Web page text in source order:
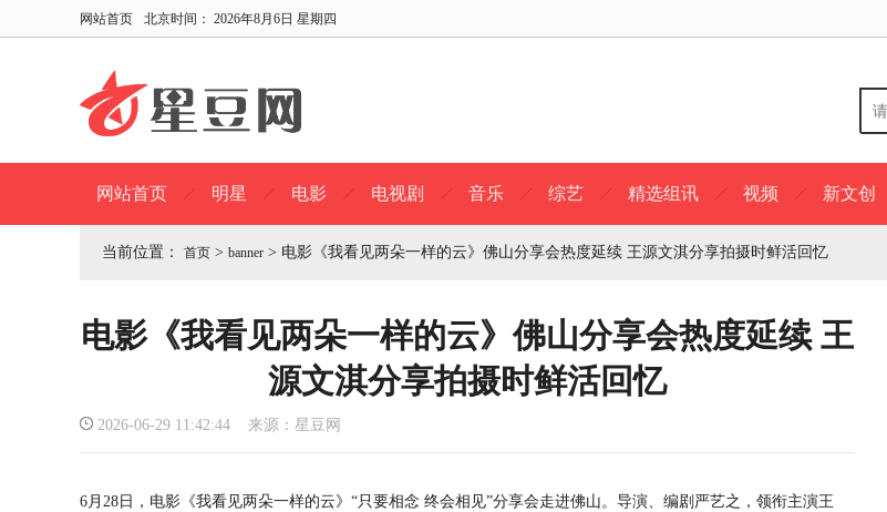
网站首页 北京时间： 2026年8月6日 星期四
网站首页 明星 电影 电视剧 音乐 综艺 精选组讯 视频 新文创
当前位置： 首页 > banner > 电影《我看见两朵一样的云》佛山分享会热度延续 王源文淇分享拍摄时鲜活回忆
电影《我看见两朵一样的云》佛山分享会热度延续 王
源文淇分享拍摄时鲜活回忆
2026-06-29 11:42:44 来源：星豆网
6月28日，电影《我看见两朵一样的云》“只要相念 终会相见”分享会走进佛山。导演、编剧严艺之，领衔主演王